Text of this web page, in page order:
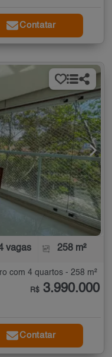
Contatar
vagas 258 m²
com 4 quartos - 258 m²
R$ 3.990.000
Contatar